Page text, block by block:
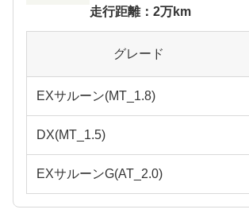
走行距離：2万km
グレード
EXサルーン(MT_1.8)
DX(MT_1.5)
EXサルーンG(AT_2.0)